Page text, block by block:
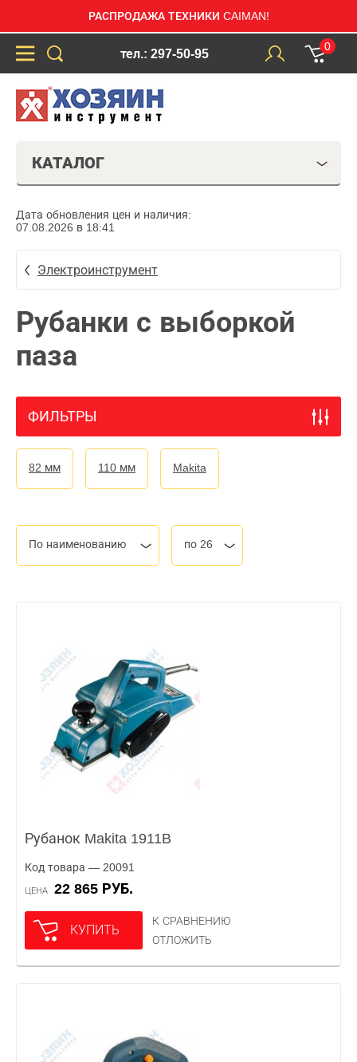
РАСПРОДАЖА ТЕХНИКИ CAIMAN!
тел.: 297-50-95
0
КАТАЛОГ
Дата обновления цен и наличия:
07.08.2026 в 18:41
Электроинструмент
Рубанки с выборкой
паза
ФИЛЬТРЫ
82 мм 110 мм Makita
По наименованию по 26
Рубанок Makita 1911B
Код товара — 20091
ЦЕНА 22 865 РУБ.
КУПИТЬ
К СРАВНЕНИЮ
ОТЛОЖИТЬ